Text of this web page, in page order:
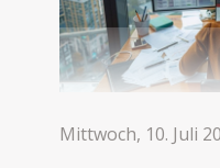
Mittwoch, 10. Juli